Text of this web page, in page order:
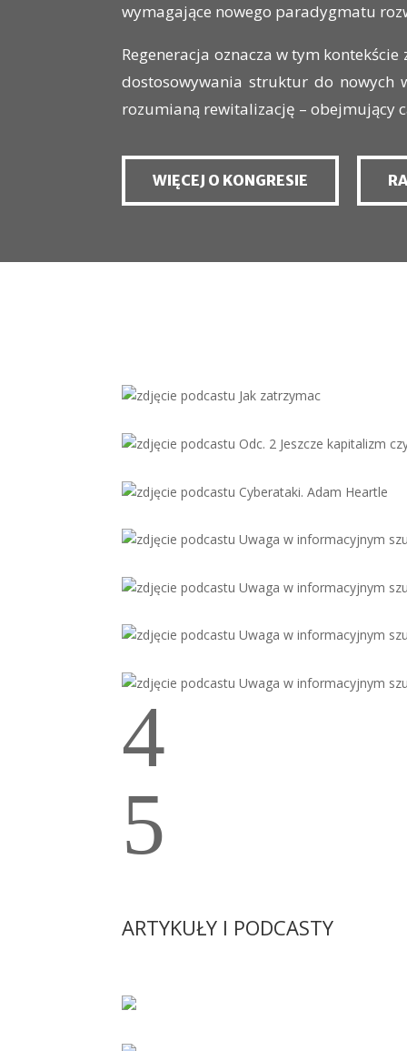
wymagające nowego paradygmatu
Regeneracja oznacza w tym
dostosowywania struktur do nowych
rozumianą rewitalizację – obejmujący
WIĘCEJ O KONGRESIE
4
5
ARTYKUŁY I PODCASTY